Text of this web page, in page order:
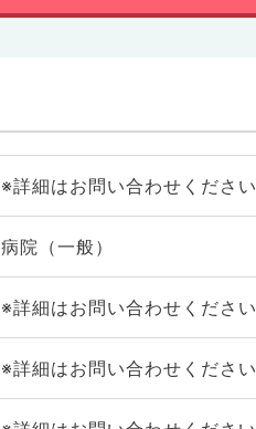
※詳細はお問い合わせください
病院（一般）
※詳細はお問い合わせください
※詳細はお問い合わせください